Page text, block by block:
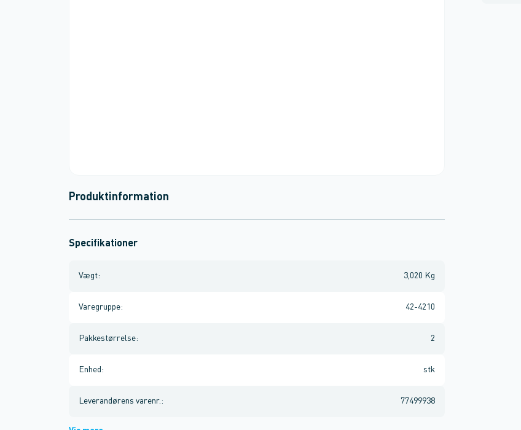
Produktinformation
Specifikationer
Vægt: 3,020 Kg
Varegruppe: 42-4210
Pakkestørrelse: 2
Enhed : stk
Leverandørens varenr. : 77499938